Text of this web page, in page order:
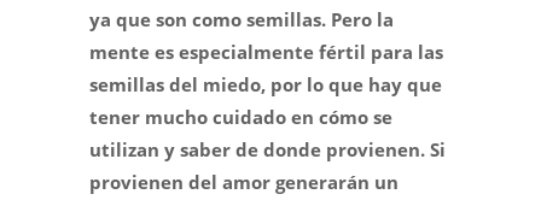
ya que son como semillas. Pero la
mente es especialmente fértil para las
semillas del miedo, por lo que hay que
tener mucho cuidado en cómo se
utilizan y saber de donde provienen. Si
provienen del amor generarán un